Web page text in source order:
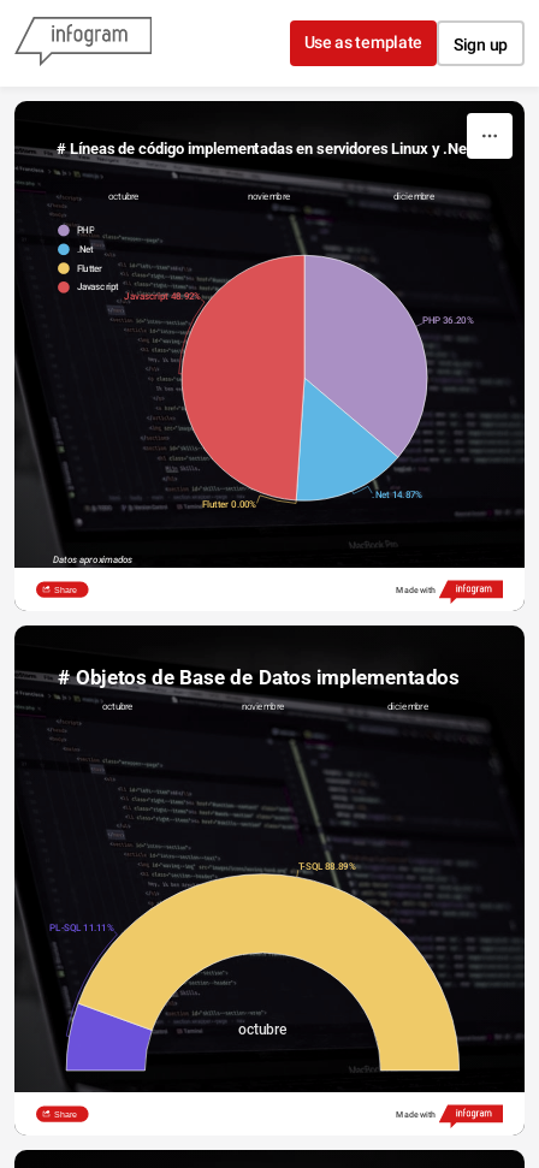
Skip to content
Use as template Sign up
# Líneas de código implementadas en servidores Linux y .Net
octubre noviembre diciembre
PHP
.Net
Flutter
Javascript
PHP 36.20%
.Net 14.87%
Flutter 0.00%
Javascript 48.92%
Datos aproximados
Share Made with
# Objetos de Base de Datos implementados
octubre noviembre diciembre
octubre
PL-SQL 11.11%
T-SQL 88.89%
Share Made with